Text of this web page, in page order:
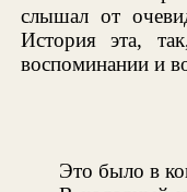
слышал от
История эта,
воспоминании и
Это было в